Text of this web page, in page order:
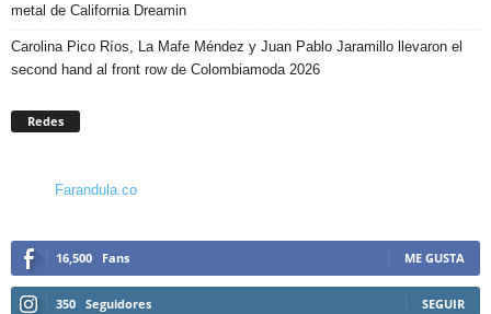
metal de California Dreamin
Carolina Pico Ríos, La Mafe Méndez y Juan Pablo Jaramillo llevaron el
second hand al front row de Colombiamoda 2026
Redes
Farandula.co
16,500 Fans ME GUSTA
350 Seguidores SEGUIR